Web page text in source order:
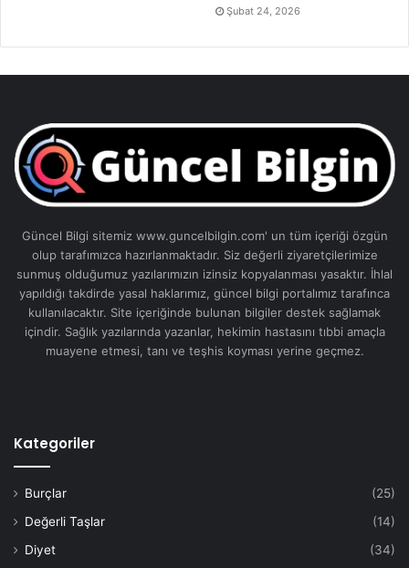
Şubat 24, 2026
Güncel Bilgi sitemiz www.guncelbilgin.com' un tüm içeriği özgün
olup tarafımızca hazırlanmaktadır. Siz değerli ziyaretçilerimize
sunmuş olduğumuz yazılarımızın izinsiz kopyalanması yasaktır. İhlal
yapıldığı takdirde yasal haklarımız, güncel bilgi portalımız tarafınca
kullanılacaktır. Site içeriğinde bulunan bilgiler destek sağlamak
içindir. Sağlık yazılarında yazanlar, hekimin hastasını tıbbi amaçla
muayene etmesi, tanı ve teşhis koyması yerine geçmez.
Kategoriler
Burçlar
(25)
Değerli Taşlar
(14)
Diyet
(34)